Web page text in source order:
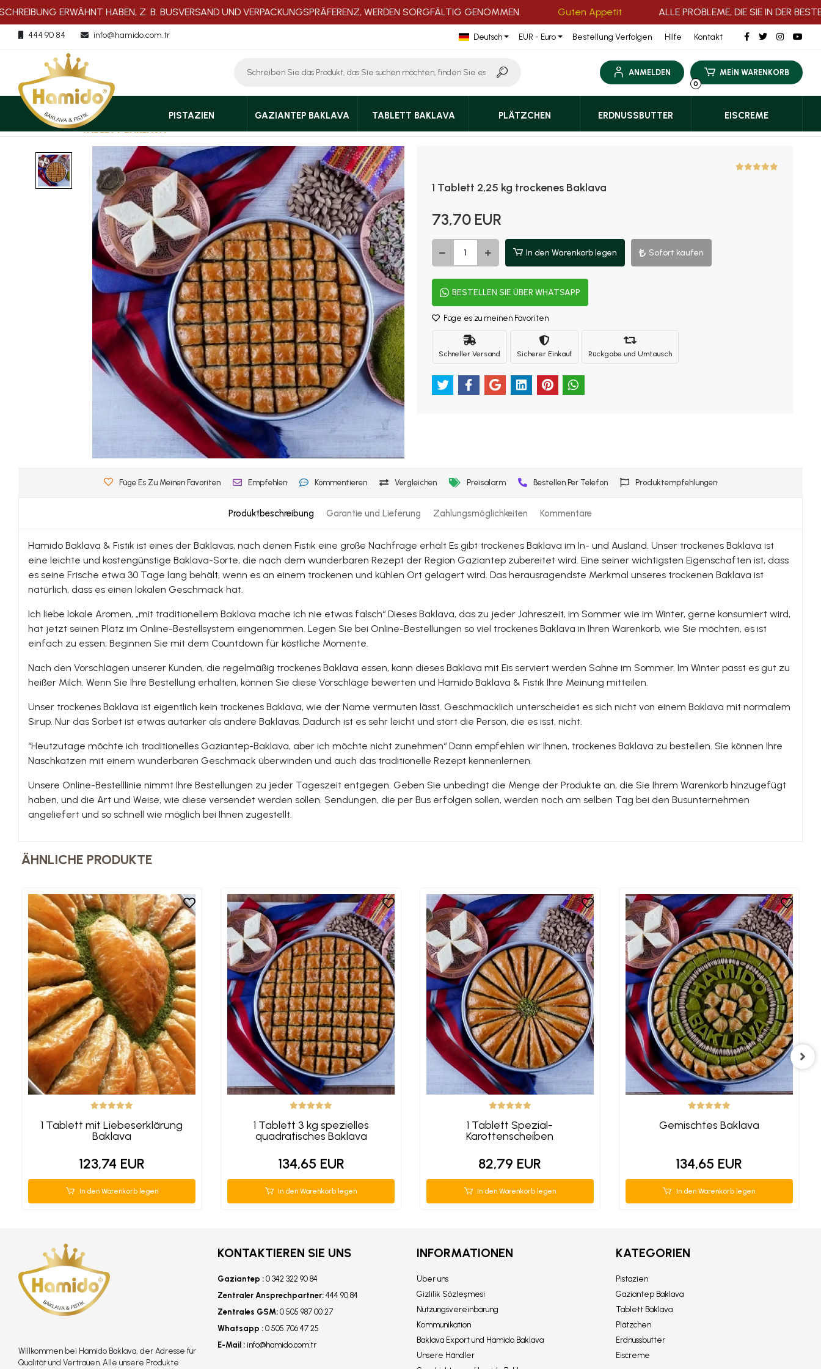
ERWÄHNT HABEN, Z. B. BUSVERSAND UND VERPACKUNGSPRÄFERENZ, WERDEN SORGFÄLTIG GENOMMEN. Guten Appetit ALLE PROBLEME, DIE SIE IN DER
444 90 84 info@hamido.com.tr Deutsch EUR - Euro Bestellung Verfolgen Hilfe Kontakt
ANMELDEN
0
MEİN WARENKORB
PISTAZIEN GAZIANTEP BAKLAVA TABLETT BAKLAVA PLÄTZCHEN ERDNUSSBUTTER EISCREME
STARTSEITE TABLETT BAKLAVA
1 Tablett 2,25 kg trockenes Baklava
73,70 EUR
In den Warenkorb legen Sofort kaufen
BESTELLEN SIE ÜBER WHATSAPP
Füge es zu meinen Favoriten
Schneller Versand Sicherer Einkauf Rückgabe und Umtausch
Füge Es Zu Meinen Favoriten Empfehlen Kommentieren Vergleichen Preisalarm Bestellen Per Telefon Produktempfehlungen
Produktbeschreibung Garantie und Lieferung Zahlungsmöglichkeiten Kommentare
Hamido Baklava & Fıstık ist eines der Baklavas, nach denen Fıstık eine große Nachfrage erhält Es gibt trockenes Baklava im In- und Ausland. Unser trockenes Baklava ist
eine leichte und kostengünstige Baklava-Sorte, die nach dem wunderbaren Rezept der Region Gaziantep zubereitet wird. Eine seiner wichtigsten Eigenschaften ist, dass
es seine Frische etwa 30 Tage lang behält, wenn es an einem trockenen und kühlen Ort gelagert wird. Das herausragendste Merkmal unseres trockenen Baklava ist
natürlich, dass es einen lokalen Geschmack hat.
Ich liebe lokale Aromen, „mit traditionellem Baklava mache ich nie etwas falsch“ Dieses Baklava, das zu jeder Jahreszeit, im Sommer wie im Winter, gerne konsumiert wird,
hat jetzt seinen Platz im Online-Bestellsystem eingenommen. Legen Sie bei Online-Bestellungen so viel trockenes Baklava in Ihren Warenkorb, wie Sie möchten, es ist
einfach zu essen; Beginnen Sie mit dem Countdown für köstliche Momente.
Nach den Vorschlägen unserer Kunden, die regelmäßig trockenes Baklava essen, kann dieses Baklava mit Eis serviert werden Sahne im Sommer. Im Winter passt es gut zu
heißer Milch. Wenn Sie Ihre Bestellung erhalten, können Sie diese Vorschläge bewerten und Hamido Baklava & Fıstık Ihre Meinung mitteilen.
Unser trockenes Baklava ist eigentlich kein trockenes Baklava, wie der Name vermuten lässt. Geschmacklich unterscheidet es sich nicht von einem Baklava mit normalem
Sirup. Nur das Sorbet ist etwas autarker als andere Baklavas. Dadurch ist es sehr leicht und stört die Person, die es isst, nicht.
“Heutzutage möchte ich traditionelles Gaziantep-Baklava, aber ich möchte nicht zunehmen“ Dann empfehlen wir Ihnen, trockenes Baklava zu bestellen. Sie können Ihre
Naschkatzen mit einem wunderbaren Geschmack überwinden und auch das traditionelle Rezept kennenlernen.
Unsere Online-Bestelllinie nimmt Ihre Bestellungen zu jeder Tageszeit entgegen. Geben Sie unbedingt die Menge der Produkte an, die Sie Ihrem Warenkorb hinzugefügt
haben, und die Art und Weise, wie diese versendet werden sollen. Sendungen, die per Bus erfolgen sollen, werden noch am selben Tag bei den Busunternehmen
angeliefert und so schnell wie möglich bei Ihnen zugestellt.
ÄHNLICHE PRODUKTE
1 Tablett mit Liebeserklärung
Baklava
123,74 EUR
In den Warenkorb legen
1 Tablett 3 kg spezielles
quadratisches Baklava
134,65 EUR
In den Warenkorb legen
1 Tablett Spezial-
Karottenscheiben
82,79 EUR
In den Warenkorb legen
Gemischtes Baklava
134,65 EUR
In den Warenkorb legen
Willkommen bei Hamido Baklava, der Adresse für
Qualität und Vertrauen. Alle unsere Produkte
KONTAKTIEREN SIE UNS
Gaziantep : 0 342 322 90 84
Zentraler Ansprechpartner: 444 90 84
Zentrales GSM: 0 505 987 00 27
Whatsapp : 0 505 706 47 25
E-Mail : info@hamido.com.tr
INFORMATIONEN
Über uns
Gizlilik Sözleşmesi
Nutzungsvereinbarung
Kommunikation
Baklava Export und Hamido Baklava
Unsere Händler
KATEGORIEN
Pistazien
Gaziantep Baklava
Tablett Baklava
Plätzchen
Erdnussbutter
Eiscreme